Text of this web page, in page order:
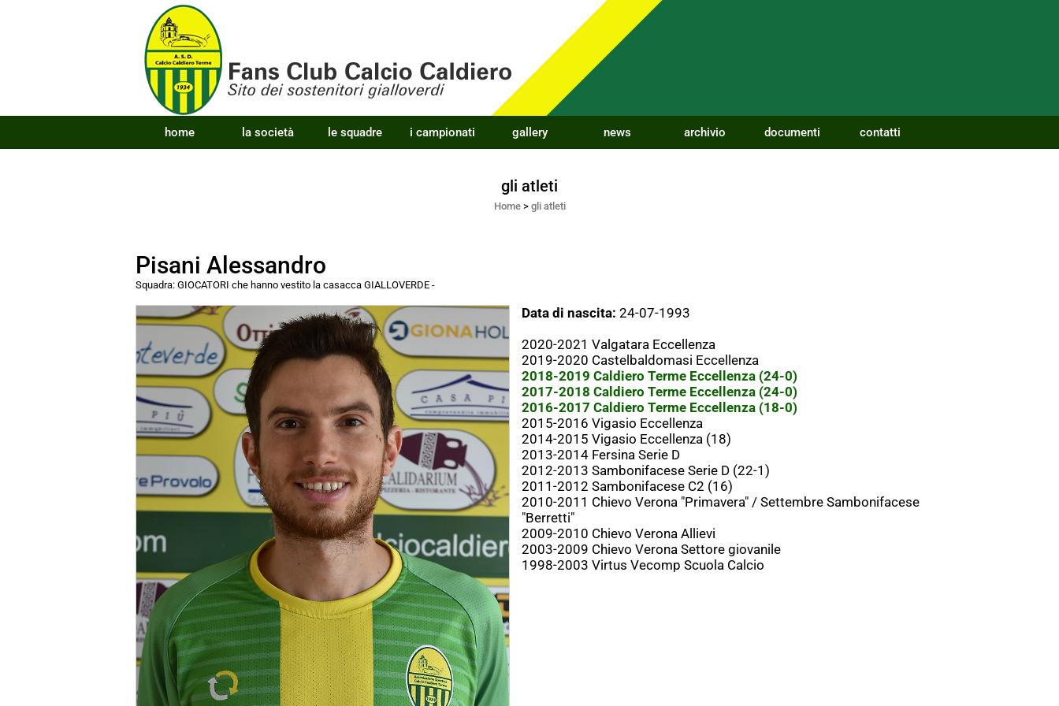
home la società le squadre i campionati gallery news archivio documenti contatti
gli atleti
Home> gli atleti
Pisani Alessandro
Squadra: GIOCATORI che hanno vestito la casacca GIALLOVERDE -
Data di nascita: 24-07-1993
2020-2021 Valgatara Eccellenza
2019-2020 Castelbaldomasi Eccellenza
2018-2019 Caldiero Terme Eccellenza (24-0)
2017-2018 Caldiero Terme Eccellenza (24-0)
2016-2017 Caldiero Terme Eccellenza (18-0)
2015-2016 Vigasio Eccellenza
2014-2015 Vigasio Eccellenza (18)
2013-2014 Fersina Serie D
2012-2013 Sambonifacese Serie D (22-1)
2011-2012 Sambonifacese C2 (16)
2010-2011 Chievo Verona "Primavera" / Settembre Sambonifacese
"Berretti"
2009-2010 Chievo Verona Allievi
2003-2009 Chievo Verona Settore giovanile
1998-2003 Virtus Vecomp Scuola Calcio